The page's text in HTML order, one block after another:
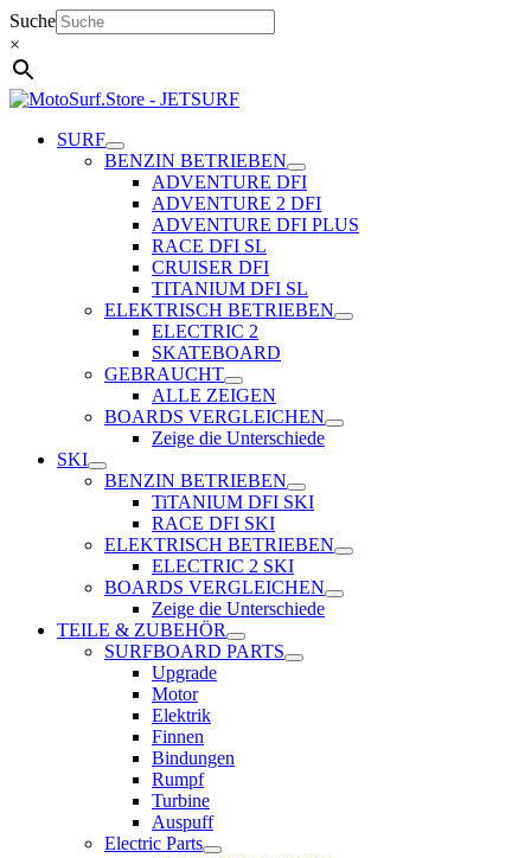
Zum
Inhalt
springen
Suche
×
SURF
BENZIN BETRIEBEN
ADVENTURE DFI
ADVENTURE 2 DFI
ADVENTURE DFI PLUS
RACE DFI SL
CRUISER DFI
TITANIUM DFI SL
ELEKTRISCH BETRIEBEN
ELECTRIC 2
SKATEBOARD
GEBRAUCHT
ALLE ZEIGEN
BOARDS VERGLEICHEN
Zeige die Unterschiede
SKI
BENZIN BETRIEBEN
TiTANIUM DFI SKI
RACE DFI SKI
ELEKTRISCH BETRIEBEN
ELECTRIC 2 SKI
BOARDS VERGLEICHEN
Zeige die Unterschiede
TEILE & ZUBEHÖR
SURFBOARD PARTS
Upgrade
Motor
Elektrik
Finnen
Bindungen
Rumpf
Turbine
Auspuff
Electric Parts